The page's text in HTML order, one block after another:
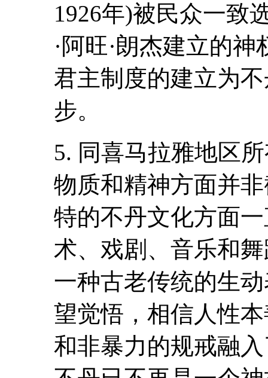
1926年)被民众一致
·阿旺·朗杰建立的
君主制度的建立为
步。
5. 同喜马拉雅地区
物质和精神方面并
特的不丹文化方面
术、戏剧、音乐和
一种古老传统的生
望觉悟，相信人性
和非暴力的规戒融